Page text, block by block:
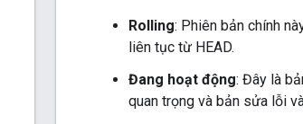
Rolling: Phiên bản chính
liên tục từ HEAD.
Đang hoạt động: Đây là
quan trọng và bản sửa lỗi